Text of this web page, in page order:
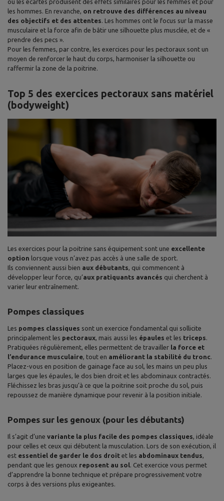
les hommes. En revanche, on retrouve des différences au niveau
des objectifs et des attentes . Les hommes ont le focus sur la masse
musculaire et la force afin de bâtir une silhouette plus musclée, et de «
prendre des pecs ».
Pour les femmes, par contre, les exercices pour les pectoraux sont un
moyen de renforcer le haut du corps, harmoniser la silhouette ou
raffermir la zone de la poitrine.
Top 5 des exercices pectoraux sans matériel
(bodyweight)
Les exercices pour la poitrine sans équipement sont une excellente
option lorsque vous n’avez pas accès à une salle de sport.
Ils conviennent aussi bien aux débutants , qui commencent à
développer leur force, qu’aux pratiquants avancés qui cherchent à
varier leur entraînement.
Pompes classiques
Les pompes classiques sont un exercice fondamental qui sollicite
principalement les pectoraux , mais aussi les épaules et les triceps
Pratiquées régulièrement, elles permettent de travailler la force et
l’endurance musculaire , tout en améliorant la stabilité du tronc
Placez-vous en position de gainage face au sol, les mains un peu plus
larges que les épaules, le dos bien droit et les abdominaux contractés.
Fléchissez les bras jusqu’à ce que la poitrine soit proche du sol, puis
repoussez de manière dynamique pour revenir à la position initiale.
Pompes sur les genoux (pour les débutants)
Il s’agit d’une variante la plus facile des pompes classiques , idéale
pour celles et ceux qui débutent la musculation. Lors de son exécution, il
est essentiel de garder le dos droit et les abdominaux tendus
pendant que les genoux reposent au sol . Cet exercice vous permet
d’apprendre la bonne technique et prépare progressivement votre
corps à des versions plus exigeantes.